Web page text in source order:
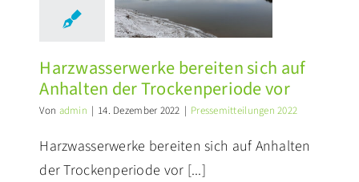
INFOSERVICE
KARRIERE
PRESSE
2022
Harzwasserwerke bereiten sich auf
Anhalten der Trockenperiode vor
Von admin | 14. Dezember 2022 | Pressemitteilungen 2022
Harzwasserwerke bereiten sich auf Anhalten
der Trockenperiode vor [...]